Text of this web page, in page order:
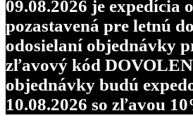
09.08.2026 je expedícia
pozastavená pre letnú
odosielaní objednávky
zľavový kód
objednávky budú
10.08.2026 so zľavou